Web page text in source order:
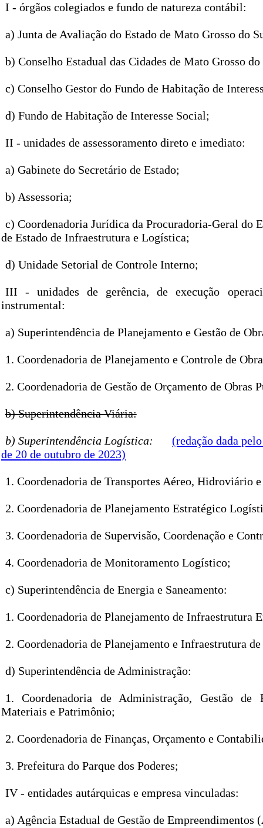
I - órgãos colegiados e fundo de natureza contábil:
a) Junta de Avaliação do Estado de Mato Grosso do
b) Conselho Estadual das Cidades de Mato Grosso
c) Conselho Gestor do Fundo de Habitação de
d) Fundo de Habitação de Interesse Social;
II - unidades de assessoramento direto e imediato:
a) Gabinete do Secretário de Estado;
b) Assessoria;
c) Coordenadoria Jurídica da Procuradoria-Geral do
de Estado de Infraestrutura e Logística;
d) Unidade Setorial de Controle Interno;
III - unidades de gerência, de execução
instrumental:
a) Superintendência de Planejamento e Gestão de
1. Coordenadoria de Planejamento e Controle de
2. Coordenadoria de Gestão de Orçamento de Obras
b) Superintendência Viária:
b) Superintendência Logística:
(redação dada
de 20 de outubro de 2023)
1. Coordenadoria de Transportes Aéreo, Hidroviário
2. Coordenadoria de Planejamento Estratégico
3. Coordenadoria de Supervisão, Coordenação e
4. Coordenadoria de Monitoramento Logístico;
c) Superintendência de Energia e Saneamento:
1. Coordenadoria de Planejamento de Infraestrutura
2. Coordenadoria de Planejamento e Infraestrutura de
d) Superintendência de Administração:
1. Coordenadoria de Administração, Gestão de
Materiais e Patrimônio;
2. Coordenadoria de Finanças, Orçamento e
3. Prefeitura do Parque dos Poderes;
IV - entidades autárquicas e empresa vinculadas:
a) Agência Estadual de Gestão de Empreendimentos